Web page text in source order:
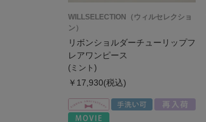
WILLSELECTION（ウィルセレクショ
ン）
リボンショルダーチューリップフ
レアワンピース
(ミント)
￥17,930(税込)